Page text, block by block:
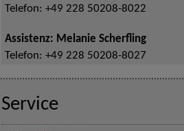
Telefon: +49 228 50208-8022
Assistenz: Melanie Scherfling
Telefon: +49 228 50208-8027
Service